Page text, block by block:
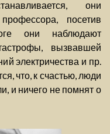
они
посетив
они наблюдают
вызвавшей
электричества и пр.
что, к счастью, люди
и ничего не помнят о